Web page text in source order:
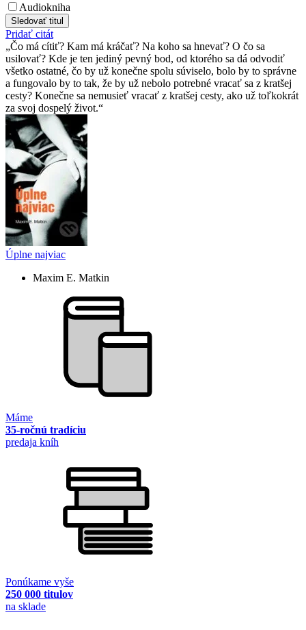
Audiokniha
Sledovať titul
Pridať citát
Čo má cítiť? Kam má kráčať? Na koho sa hnevať? O čo sa
usilovať? Kde je ten jediný pevný bod, od ktorého sa dá odvodiť
všetko ostatné, čo by už konečne spolu súviselo, bolo by to správne
a fungovalo by to tak, že by už nebolo potrebné vracať sa z kratšej
cesty? Konečne sa nemusieť vracať z kratšej cesty, ako už toľkokrát
za svoj dospelý život.
Úplne najviac
Maxim E. Matkin
Máme
35-ročnú tradíciu
predaja kníh
Ponúkame vyše
250 000 titulov
na sklade